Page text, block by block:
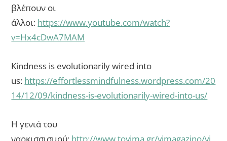
βλέπουν οι
άλλοι: https://www.youtube.com/watch?
v=Hx4cDwA7MAM
Kindness is evolutionarily wired into
us: https://effortlessmindfulness.wordpress.com/20
14/12/09/kindness-is-evolutionarily-wired-into-us/
Η γενιά του